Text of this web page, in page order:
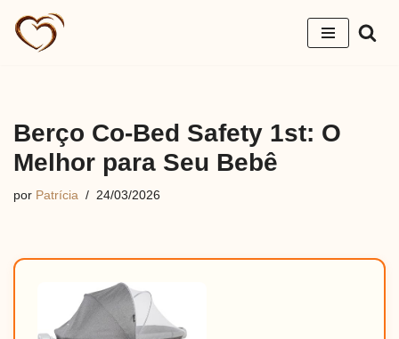
Pular
Berço Co-Bed Safety 1st: O
Melhor para Seu Bebê
por Patrícia 24/03/2026